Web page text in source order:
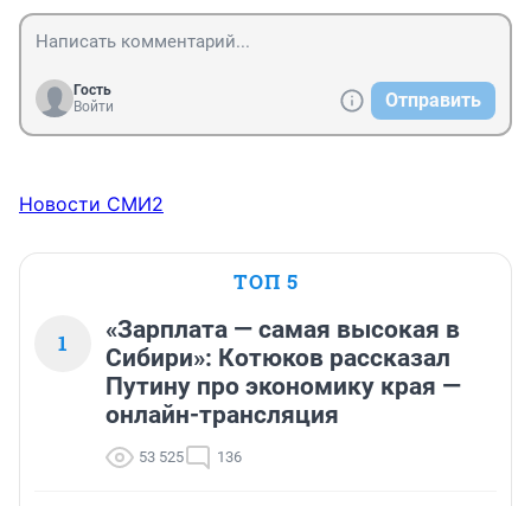
Гость
Войти
Отправить
Новости СМИ2
ТОП 5
1
«Зарплата — самая высокая в
Сибири»: Котюков рассказал
Путину про экономику края —
онлайн-трансляция
53 525 136